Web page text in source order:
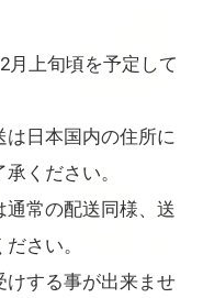
月上旬頃を予定して
は日本国内の住所に
ください。
通常の配送同様、送
さい。
けする事が出来ませ